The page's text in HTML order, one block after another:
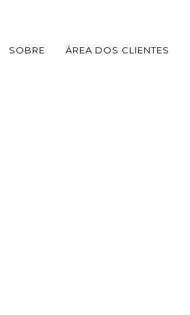
SOBRE ÁREA DOS CLIENTES